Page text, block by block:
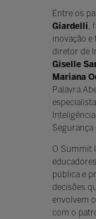
Entre os
Giardelli,
inovação
diretor de
Giselle
Mariana
Palavra
Segurança
O Summit
pública e
decisões
envolvem
com o